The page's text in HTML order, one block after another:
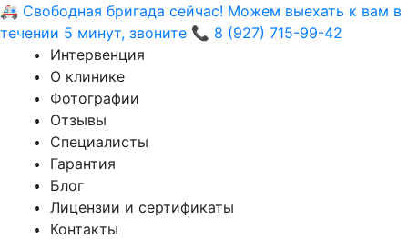
🚑 Свободная бригада сейчас! Можем выехать к вам в
течении 5 минут, звоните 📞 8 (927) 715-99-42
Интервенция
О клинике
Фотографии
Отзывы
Специалисты
Гарантия
Блог
Лицензии и сертификаты
Контакты